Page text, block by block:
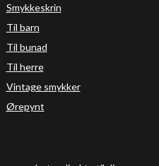
Smykkeskrin
Til barn
Til bunad
Til herre
Vintage smykker
Ørepynt